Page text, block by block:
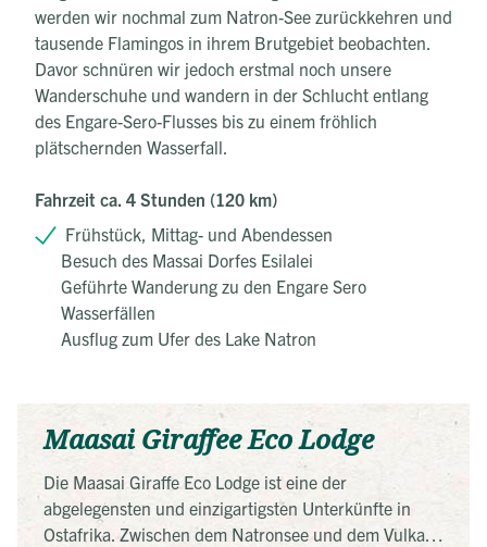
werden wir nochmal zum Natron-See zurückkehren und
tausende Flamingos in ihrem Brutgebiet beobachten.
Davor schnüren wir jedoch erstmal noch unsere
Wanderschuhe und wandern in der Schlucht entlang
des Engare-Sero-Flusses bis zu einem fröhlich
plätschernden Wasserfall.
Fahrzeit ca. 4 Stunden (120 km)
Frühstück, Mittag- und Abendessen
Besuch des Massai Dorfes Esilalei
Geführte Wanderung zu den Engare Sero
Wasserfällen
Ausflug zum Ufer des Lake Natron
Maasai Giraffee Eco Lodge
Die Maasai Giraffe Eco Lodge ist eine der
abgelegensten und einzigartigsten Unterkünfte in
Ostafrika. Zwischen dem Natronsee und dem Vulkan